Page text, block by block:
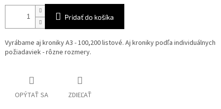
Pridať do košíka
Vyrábame aj kroniky A3 - 100,200 listové. Aj kroniky podľa individuálnych
požiadaviek - rôzne rozmery.
OPÝTAŤ SA ZDIEĽAŤ